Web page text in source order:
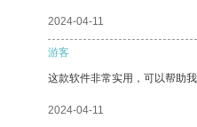
2024-04-11
游客
这款软件非常实用，可以帮助
2024-04-11